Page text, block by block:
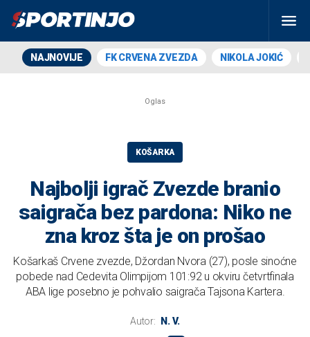
NAJNOVIJE FK CRVENA ZVEZDA NIKOLA JOKIĆ
KOŠARKA
Najbolji igrač Zvezde branio
saigrača bez pardona: Niko ne
zna kroz šta je on prošao
Košarkaš Crvene zvezde, Džordan Nvora (27), posle sinoćne
pobede nad Cedevita Olimpijom 101:92 u okviru četvrtfinala
ABA lige posebno je pohvalio saigrača Tajsona Kartera.
Autor: N. V.